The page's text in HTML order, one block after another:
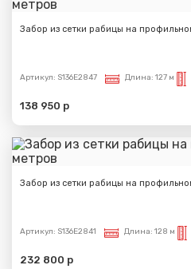
Забор из сетки рабицы на
Артикул: S136E2847 Длина: 127 м
138 950 р
Забор из сетки рабицы на
Артикул: S136E2841 Длина: 128 м
232 800 р